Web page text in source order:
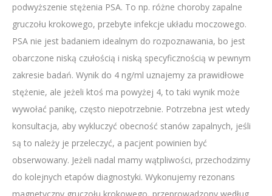
podwyższenie stężenia PSA. To np. różne choroby zapalne
gruczołu krokowego, przebyte infekcje układu moczowego.
PSA nie jest badaniem idealnym do rozpoznawania, bo jest
obarczone niską czułością i niską specyficznością w pewnym
zakresie badań. Wynik do 4 ng/ml uznajemy za prawidłowe
stężenie, ale jeżeli ktoś ma powyżej 4, to taki wynik może
wywołać panikę, często niepotrzebnie. Potrzebna jest wtedy
konsultacja, aby wykluczyć obecność stanów zapalnych, jeśli
są to należy je przeleczyć, a pacjent powinien być
obserwowany. Jeżeli nadal mamy wątpliwości, przechodzimy
do kolejnych etapów diagnostyki. Wykonujemy rezonans